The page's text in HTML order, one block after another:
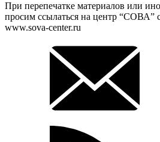
При перепечатке материалов или
просим ссылаться на центр “СОВА”
www.sova-center.ru